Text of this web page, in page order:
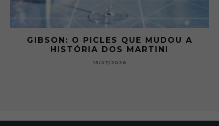
GIBSON: O PICLES QUE MUDOU A
HISTÓRIA DOS MARTINI
15/07/2026